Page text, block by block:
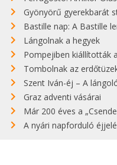
Gyönyörű gyerekbarát
Bastille nap: A Bastille
Lángolnak a hegyek
Pompejiben kiállították az
Tombolnak az
Szent Iván-éj – A
Graz adventi vásárai
Már 200 éves a
A nyári napforduló éjjelén